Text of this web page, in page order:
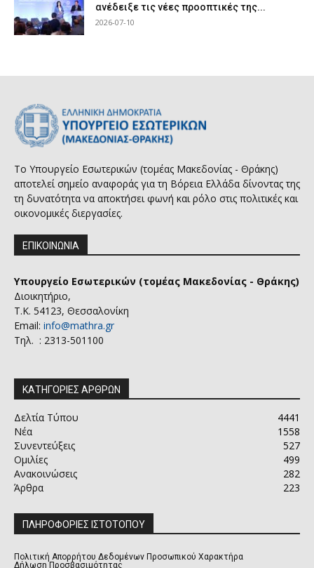
ανέδειξε τις νέες προοπτικές της...
2026-07-10
Το Υπουργείο Εσωτερικών (τομέας Μακεδονίας - Θράκης)
αποτελεί σημείο αναφοράς για τη Βόρεια Ελλάδα δίνοντας της
τη δυνατότητα να αποκτήσει φωνή και ρόλο στις πολιτικές και
οικονομικές διεργασίες.
ΕΠΙΚΟΙΝΩΝΙΑ
Υπουργείο Εσωτερικών (τομέας Μακεδονίας - Θράκης)
Διοικητήριο,
Τ.Κ. 54123, Θεσσαλονίκη
Email: info@mathra.gr
Τηλ. : 2313-501100
ΚΑΤΗΓΟΡΙΕΣ ΑΡΘΡΩΝ
Δελτία Τύπου
4441
Νέα
1558
Συνεντεύξεις
527
Ομιλίες
499
Ανακοινώσεις
282
Άρθρα
223
ΠΛΗΡΟΦΟΡΙΕΣ ΙΣΤΟΤΟΠΟΥ
Πολιτική Απορρήτου Δεδομένων Προσωπικού Χαρακτήρα
Δήλωση Προσβασιμότητας